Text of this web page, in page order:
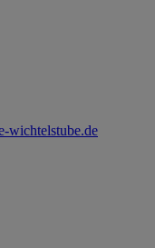
wichtelstube.de